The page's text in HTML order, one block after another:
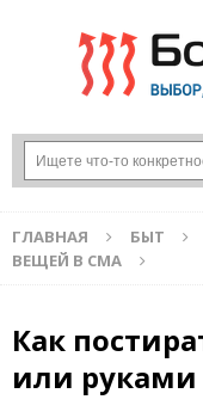
ГЛАВНАЯ БЫТ
ВЕЩЕЙ В СМА
Как
или руками